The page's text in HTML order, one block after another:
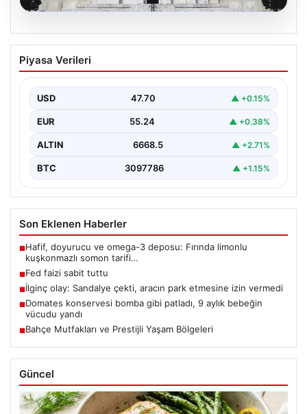
06.08.2026
Fed faizi sabit tuttu
Piyasa Verileri
USD 47.70 ▲ +0.15%
EUR 55.24 ▲ +0.38%
ALTIN 6668.5 ▲ +2.71%
BTC 3097786 ▲ +1.15%
Son Eklenen Haberler
■Hafif, doyurucu ve omega-3 deposu: Fırında limonlu
kuşkonmazlı somon tarifi…
■Fed faizi sabit tuttu
■İlginç olay: Sandalye çekti, aracın park etmesine izin vermedi
■Domates konservesi bomba gibi patladı, 9 aylık bebeğin
vücudu yandı
■Bahçe Mutfakları ve Prestijli Yaşam Bölgeleri
Güncel